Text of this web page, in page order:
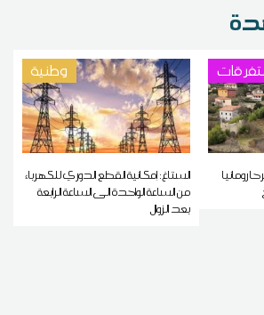
رومانيا
وطنية
الستاغ: إمكانية القطع الدوري للكهرباء
من الساعة الواحدة الى الساعة الرابعة
بعد الزوال